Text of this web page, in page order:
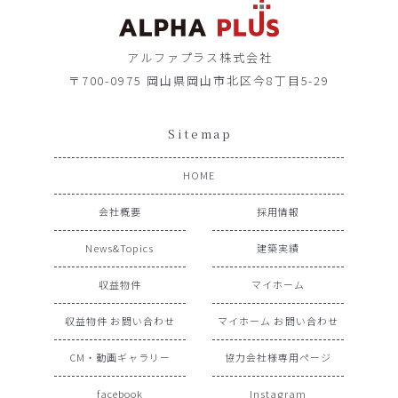
アルファプラス株式会社
〒700-0975 岡山県岡山市北区今8丁目5-29
Sitemap
HOME
会社概要 採用情報
News&Topics 建築実績
収益物件 マイホーム
収益物件 お問い合わせ マイホーム お問い合わせ
CM・動画ギャラリー 協力会社様専用ページ
facebook Instagram